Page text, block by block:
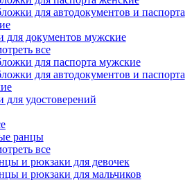
для автодокументов и паспорта
для документов мужские
все
для паспорта мужские
для автодокументов и паспорта
удостоверений
ранцы
все
и рюкзаки для девочек
и рюкзаки для мальчиков